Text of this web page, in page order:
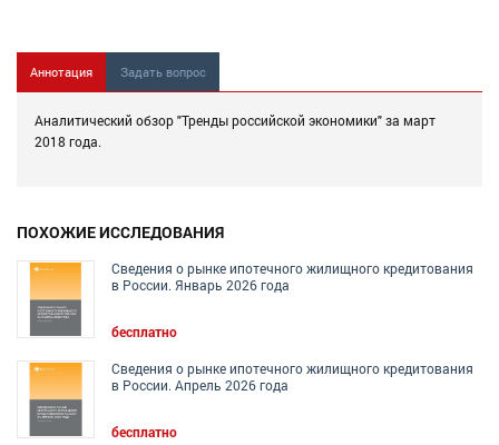
Аннотация Задать вопрос
Аналитический обзор "Тренды российской экономики" за март
2018 года.
ПОХОЖИЕ ИССЛЕДОВАНИЯ
Сведения о рынке ипотечного жилищного кредитования
в России. Январь 2026 года
бесплатно
Сведения о рынке ипотечного жилищного кредитования
в России. Апрель 2026 года
бесплатно